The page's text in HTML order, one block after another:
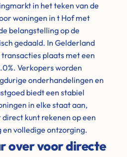
in het teken van de
woningen in t Hof met
belangstelling op de
gedaald. In Gelderland
plaats met een
Verkopers worden
onderhandelingen en
biedt een stabiel
in elke staat aan,
kunt rekenen op een
volledige ontzorging.
over voor directe